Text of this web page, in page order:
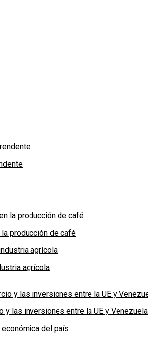
producción de café
agrícola
las inversiones entre la UE y Venezuela